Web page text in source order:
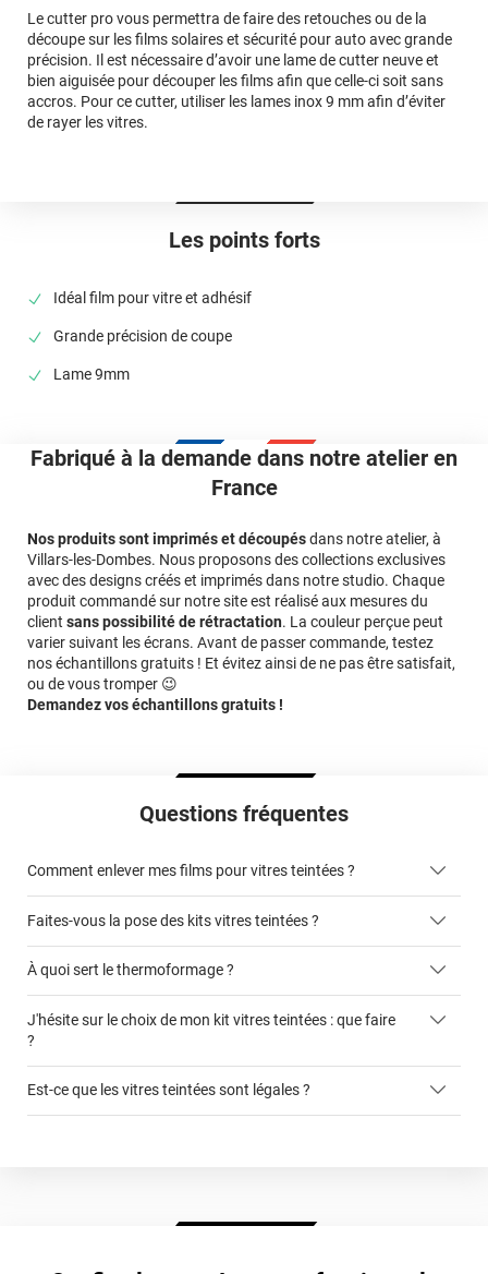
Les points forts
Idéal film pour vitre et adhésif
Grande précision de coupe
Lame 9mm
Fabriqué à la demande dans notre atelier en
France
Nos produits sont imprimés et découpésdans notre atelier, à
Villars-les-Dombes. Nous proposons des collections exclusives
avec des designs créés et imprimés dans notre studio. Chaque
produit commandé sur notre site est réalisé aux mesures du
client sans possibilité de rétractation. La couleur perçue peut
varier suivant les écrans. Avant de passer commande, testez
nos échantillons gratuits ! Et évitez ainsi de ne pas être satisfait,
ou de vous tromper 😉
Demandez vos échantillons gratuits !
Questions fréquentes
Comment enlever mes films pour vitres teintées ?
ici
Faites-vous la pose des kits vitres teintées ?
kits vitres teintées
À quoi sert le thermoformage ?
faciliter la pose du film sur la vitre
J'hésite sur le choix de mon kit vitres teintées : que faire
?
Est-ce que les vitres teintées sont légales ?
Extrême Clair 70
Le cutter pro vous permettra de faire des retouches ou de la
découpe sur les films solaires et sécurité pour auto avec grande
précision. Il est nécessaire d’avoir une lame de cutter neuve et
bien aiguisée pour découper les films afin que celle-ci soit sans
accros. Pour ce cutter, utiliser les lames inox 9 mm afin d’éviter
de rayer les vitres.